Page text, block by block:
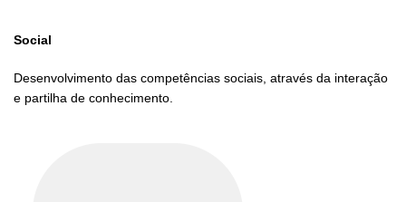
Social
Desenvolvimento das competências sociais, através da interação
e partilha de conhecimento.